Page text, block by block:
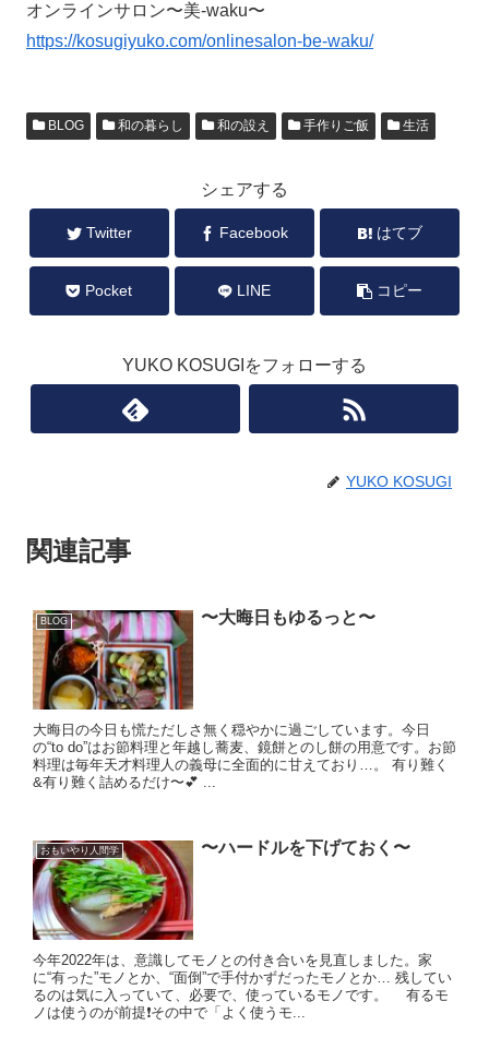
オンラインサロン〜美-waku〜
https://kosugiyuko.com/onlinesalon-be-waku/
BLOG 和の暮らし 和の設え 手作りご飯 生活
シェアする
Twitter Facebook はてブ
Pocket LINE コピー
YUKO KOSUGIをフォローする
YUKO KOSUGI
関連記事
BLOG 〜大晦日もゆるっと〜
大晦日の今日も慌ただしさ無く穏やかに過ごしています。今日
の“to do”はお節料理と年越し蕎麦、鏡餅とのし餅の用意です。お節
料理は毎年天才料理人の義母に全面的に甘えており…。 有り難く
&有り難く詰めるだけ〜💕 ...
おもいやり人間学 〜ハードルを下げておく〜
今年2022年は、意識してモノとの付き合いを見直しました。家
に“有った”モノとか、“面倒”で手付かずだったモノとか… 残してい
るのは気に入っていて、必要で、使っているモノです。 有るモ
ノは使うのが前提❗️その中で「よく使うモ...